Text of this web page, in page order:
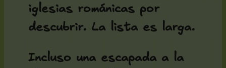
iglesias románicas por
descubrir. La lista es larga.
Incluso una escapada a la